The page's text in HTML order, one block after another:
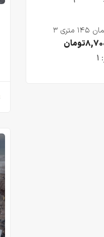
فروش آپارتمان ۱۴۵ متری ۳
تومان
۱